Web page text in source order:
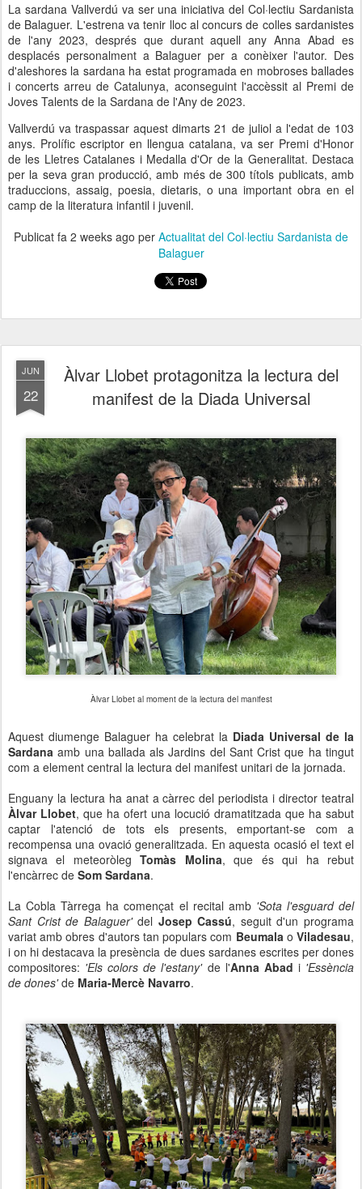
La sardana Vallverdú va ser una iniciativa del Col·lectiu Sardanista
de Balaguer. L'estrena va tenir lloc al concurs de colles sardanistes
de l'any 2023, després que durant aquell any Anna Abad es
desplacés personalment a Balaguer per a conèixer l'autor. Des
d'aleshores la sardana ha estat programada en mobroses ballades
i concerts arreu de Catalunya, aconseguint l'accèssit al Premi de
Joves Talents de la Sardana de l'Any de 2023.
Vallverdú va traspassar aquest dimarts 21 de juliol a l'edat de 103
anys. Prolífic escriptor en llengua catalana, va ser Premi d'Honor
de les Lletres Catalanes i Medalla d'Or de la Generalitat. Destaca
per la seva gran producció, amb més de 300 títols publicats, amb
traduccions, assaig, poesia, dietaris, o una important obra en el
camp de la literatura infantil i juvenil.
Publicat fa 2 weeks ago per Actualitat del Col·lectiu Sardanista de
Balaguer
JUN
22
Àlvar Llobet protagonitza la lectura del
manifest de la Diada Universal
Àlvar Llobet al moment de la lectura del manifest
Aquest diumenge Balaguer ha celebrat la Diada Universal de la
Sardana amb una ballada als Jardins del Sant Crist que ha tingut
com a element central la lectura del manifest unitari de la jornada.
Enguany la lectura ha anat a càrrec del periodista i director teatral
Àlvar Llobet, que ha ofert una locució dramatitzada que ha sabut
captar l'atenció de tots els presents, emportant-se com a
recompensa una ovació generalitzada. En aquesta ocasió el text el
signava el meteoròlegTomàs Molina, que és qui ha rebut
l'encàrrec de Som Sardana.
La Cobla Tàrrega ha començat el recital amb 'Sota l'esguard del
Sant Crist de Balaguer'del Josep Cassú, seguit d'un programa
variat amb obres d'autors tan populars com BeumalaoViladesau,
i on hi destacava la presència de dues sardanes escrites per dones
compositores: 'Els colors de l'estany'de l'Anna Abad i 'Essència
de dones'de Maria-Mercè Navarro.